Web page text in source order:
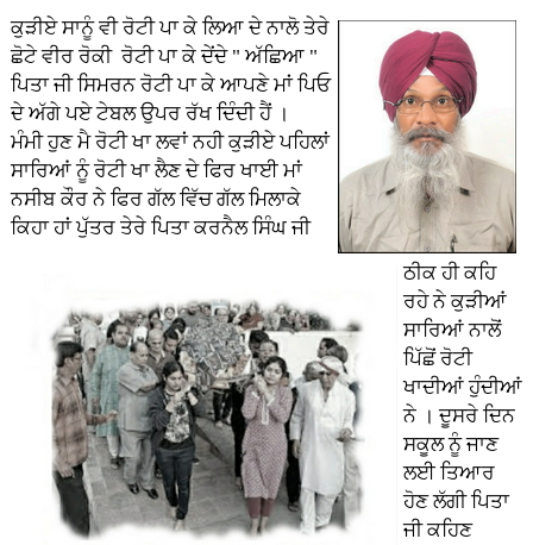
ਕੁੜੀਏ ਸਾਨੂੰ ਵੀ ਰੋਟੀ ਪਾ ਕੇ ਲਿਆ ਦੇ ਨਾਲੋ ਤੇਰੇ
ਛੋਟੇ ਵੀਰ ਰੋਕੀ ਰੋਟੀ ਪਾ ਕੇ ਦੇਂਦੇ " ਅੱਛਿਆ "
ਪਿਤਾ ਜੀ ਸਿਮਰਨ ਰੋਟੀ ਪਾ ਕੇ ਆਪਣੇ ਮਾਂ ਪਿਓ
ਦੇ ਅੱਗੇ ਪਏ ਟੇਬਲ ਉਪਰ ਰੱਖ ਦਿੰਦੀ ਹੈਂ ।
ਮੰਮੀ ਹੁਣ ਮੈ ਰੋਟੀ ਖਾ ਲਵਾਂ ਨਹੀ ਕੁੜੀਏ ਪਹਿਲਾਂ
ਸਾਰਿਆਂ ਨੂੰ ਰੋਟੀ ਖਾ ਲੈਣ ਦੇ ਫਿਰ ਖਾਈ ਮਾਂ
ਨਸੀਬ ਕੌਰ ਨੇ ਫਿਰ ਗੱਲ ਵਿੱਚ ਗੱਲ ਮਿਲਾਕੇ
ਕਿਹਾ ਹਾਂ ਪੁੱਤਰ ਤੇਰੇ ਪਿਤਾ ਕਰਨੈਲ ਸਿੰਘ ਜੀ
ਠੀਕ ਹੀ ਕਹਿ
ਰਹੇ ਨੇ ਕੁੜੀਆਂ
ਸਾਰਿਆਂ ਨਾਲੋਂ
ਪਿੱਛੋਂ ਰੋਟੀ
ਖਾਦੀਆਂ ਹੁੰਦੀਆਂ
ਨੇ । ਦੂਸਰੇ ਦਿਨ
ਸਕੂਲ ਨੂੰ ਜਾਣ
ਲਈ ਤਿਆਰ
ਹੋਣ ਲੱਗੀ ਪਿਤਾ
ਜੀ ਕਹਿਣ